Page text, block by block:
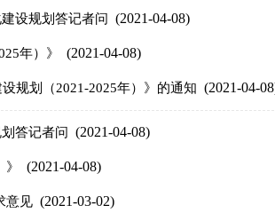
设规划答记者问 (2021-04-08)
年）》 (2021-04-08)
规划（2021-2025年）》的通知 (2021-04-
答记者问 (2021-04-08)
(2021-04-08)
意见(2021-03-02)